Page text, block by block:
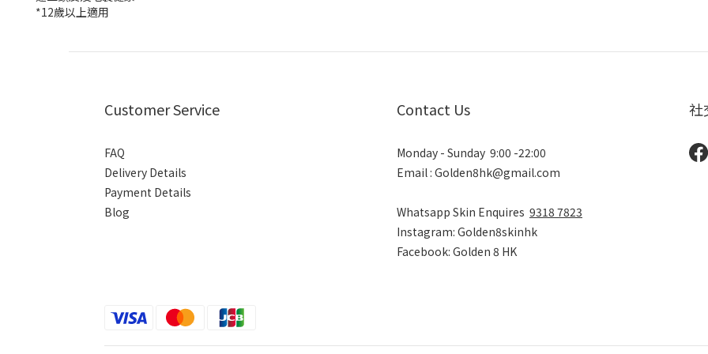
*12歲以上適用
Customer Service
FAQ
Delivery Details
Payment Details
Blog
Contact Us
Monday - Sunday 9:00 -22:00
Email : Golden8hk@gmail.com
Whatsapp Skin Enquires 9318 7823
Instagram: Golden8skinhk
Facebook: Golden 8 HK
社